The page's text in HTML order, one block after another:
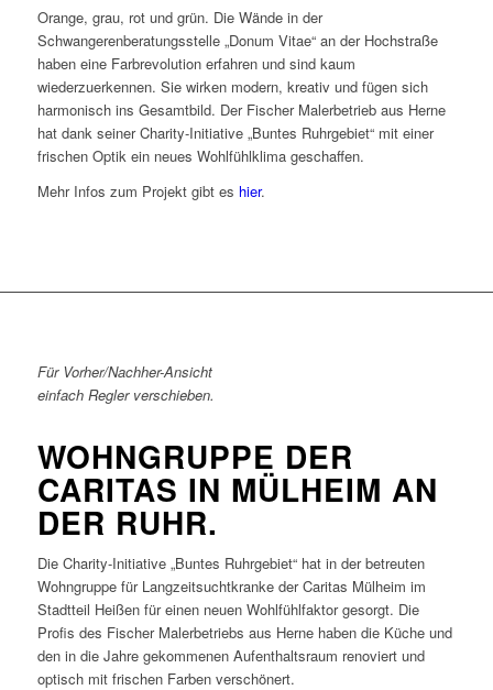
Orange, grau, rot und grün. Die Wände in der
Schwangerenberatungsstelle „Donum Vitae“ an der Hochstraße
haben eine Farbrevolution erfahren und sind kaum
wiederzuerkennen. Sie wirken modern, kreativ und fügen sich
harmonisch ins Gesamtbild. Der Fischer Malerbetrieb aus Herne
hat dank seiner Charity-Initiative „Buntes Ruhrgebiet“ mit einer
frischen Optik ein neues Wohlfühlklima geschaffen.
Mehr Infos zum Projekt gibt es hier.
Für Vorher/Nachher-Ansicht
einfach Regler verschieben.
WOHNGRUPPE DER
CARITAS IN MÜLHEIM AN
DER RUHR.
Die Charity-Initiative „Buntes Ruhrgebiet“ hat in der betreuten
Wohngruppe für Langzeitsuchtkranke der Caritas Mülheim im
Stadtteil Heißen für einen neuen Wohlfühlfaktor gesorgt. Die
Profis des Fischer Malerbetriebs aus Herne haben die Küche und
den in die Jahre gekommenen Aufenthaltsraum renoviert und
optisch mit frischen Farben verschönert.